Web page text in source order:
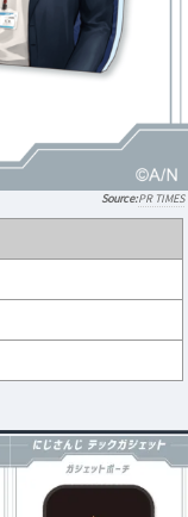
PR TIMES